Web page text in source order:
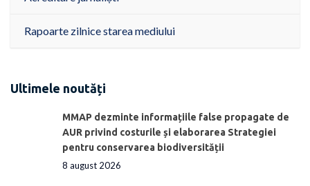
Rapoarte zilnice starea mediului
Ultimele noutăți
MMAP dezminte informațiile false propagate de
AUR privind costurile și elaborarea Strategiei
pentru conservarea biodiversității
8 august 2026